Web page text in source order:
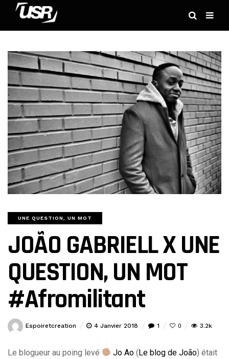
UNE QUESTION, UN MOT
JOÃO GABRIELL X UNE
QUESTION, UN MOT
#Afromilitant
Espoiretcreation 4 Janvier 2018 1 0 3.2k
Le blogueur au poing levé Jo Ao (Le blog de João) était